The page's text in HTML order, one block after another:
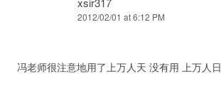
2012/02/01 at 6:12 PM
冯老师很注意地用了上万人天 没有用 上万人日